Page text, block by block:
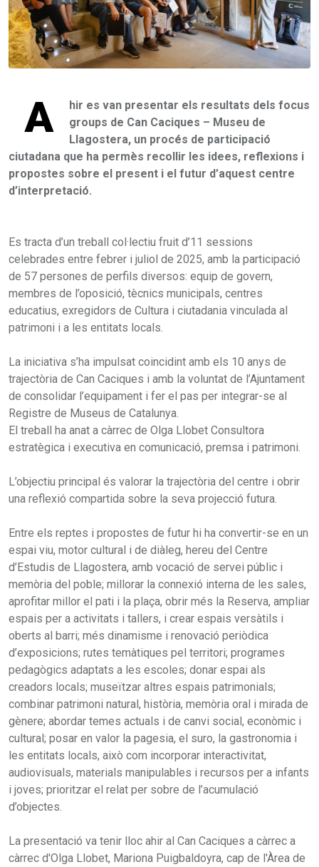
A
hir es van presentar els resultats dels focus
groups de Can Caciques – Museu de
Llagostera, un procés de participació
ciutadana que ha permès recollir les idees, reflexions i
propostes sobre el present i el futur d’aquest centre
d’interpretació.
Es tracta d’un treball col·lectiu fruit d’11 sessions
celebrades entre febrer i juliol de 2025, amb la participació
de 57 persones de perfils diversos: equip de govern,
membres de l’oposició, tècnics municipals, centres
educatius, exregidors de Cultura i ciutadania vinculada al
patrimoni i a les entitats locals.
La iniciativa s’ha impulsat coincidint amb els 10 anys de
trajectòria de Can Caciques i amb la voluntat de l’Ajuntament
de consolidar l’equipament i fer el pas per integrar-se al
Registre de Museus de Catalunya.
El treball ha anat a càrrec de Olga Llobet Consultora
estratègica i executiva en comunicació, premsa i patrimoni.
L’objectiu principal és valorar la trajectòria del centre i obrir
una reflexió compartida sobre la seva projecció futura.
Entre els reptes i propostes de futur hi ha convertir-se en un
espai viu, motor cultural i de diàleg, hereu del Centre
d’Estudis de Llagostera, amb vocació de servei públic i
memòria del poble; millorar la connexió interna de les sales,
aprofitar millor el pati i la plaça, obrir més la Reserva, ampliar
espais per a activitats i tallers, i crear espais versàtils i
oberts al barri; més dinamisme i renovació periòdica
d’exposicions; rutes temàtiques pel territori; programes
pedagògics adaptats a les escoles; donar espai als
creadors locals; museïtzar altres espais patrimonials;
combinar patrimoni natural, història, memòria oral i mirada de
gènere; abordar temes actuals i de canvi social, econòmic i
cultural; posar en valor la pagesia, el suro, la gastronomia i
les entitats locals, això com incorporar interactivitat,
audiovisuals, materials manipulables i recursos per a infants
i joves; prioritzar el relat per sobre de l’acumulació
d’objectes.
La presentació va tenir lloc ahir al Can Caciques a càrrec a
càrrec d'Olga Llobet, Mariona Puigbaldoyra, cap de l'Àrea de